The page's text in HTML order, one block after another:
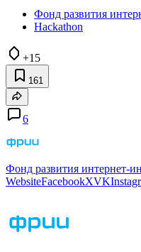
Фонд развития
Hackathon
+15
161
6
Фонд развития интернет-
WebsiteFacebookXVK